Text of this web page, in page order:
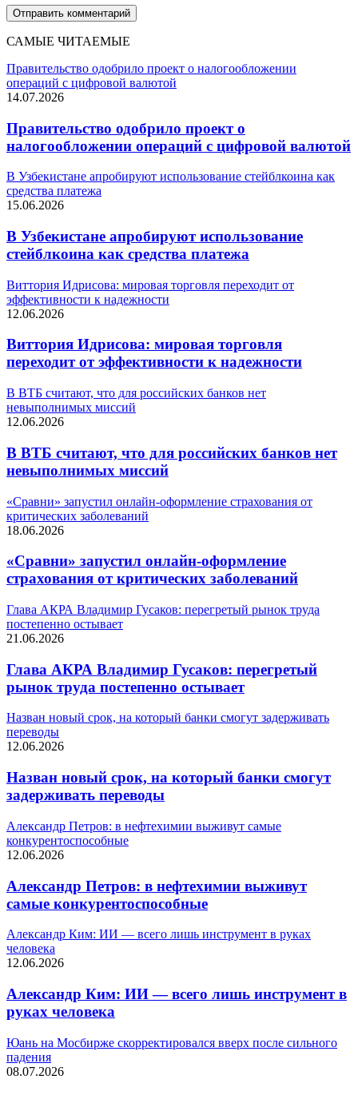
САМЫЕ ЧИТАЕМЫЕ
Правительство одобрило проект о налогообложении
операций с цифровой валютой
14.07.2026
Правительство одобрило проект о
налогообложении операций с цифровой валютой
В Узбекистане апробируют использование стейблкоина как
средства платежа
15.06.2026
В Узбекистане апробируют использование
стейблкоина как средства платежа
Виттория Идрисова: мировая торговля переходит от
эффективности к надежности
12.06.2026
Виттория Идрисова: мировая торговля
переходит от эффективности к надежности
В ВТБ считают, что для российских банков нет
невыполнимых миссий
12.06.2026
В ВТБ считают, что для российских банков нет
невыполнимых миссий
«Сравни» запустил онлайн-оформление страхования от
критических заболеваний
18.06.2026
«Сравни» запустил онлайн-оформление
страхования от критических заболеваний
Глава АКРА Владимир Гусаков: перегретый рынок труда
постепенно остывает
21.06.2026
Глава АКРА Владимир Гусаков: перегретый
рынок труда постепенно остывает
Назван новый срок, на который банки смогут задерживать
переводы
12.06.2026
Назван новый срок, на который банки смогут
задерживать переводы
Александр Петров: в нефтехимии выживут самые
конкурентоспособные
12.06.2026
Александр Петров: в нефтехимии выживут
самые конкурентоспособные
Александр Ким: ИИ — всего лишь инструмент в руках
человека
12.06.2026
Александр Ким: ИИ — всего лишь инструмент в
руках человека
Юань на Мосбирже скорректировался вверх после сильного
падения
08.07.2026